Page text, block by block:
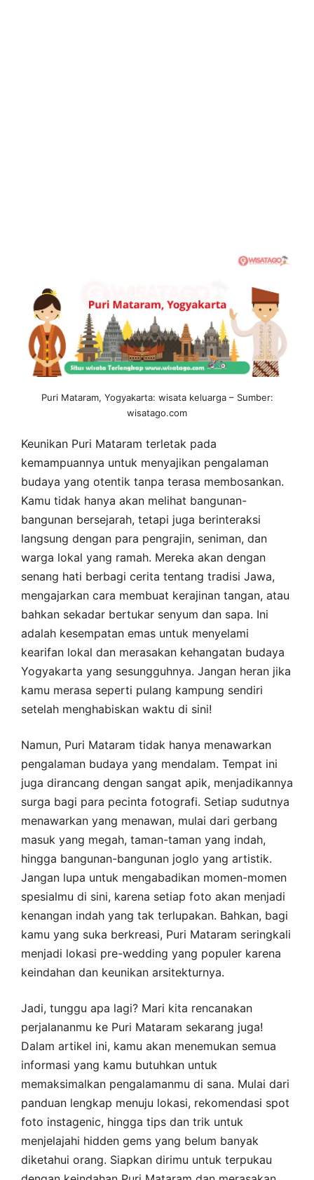
Puri Mataram, Yogyakarta: wisata keluarga – Sumber:
wisatago.com
Keunikan Puri Mataram terletak pada
kemampuannya untuk menyajikan pengalaman
budaya yang otentik tanpa terasa membosankan.
Kamu tidak hanya akan melihat bangunan-
bangunan bersejarah, tetapi juga berinteraksi
langsung dengan para pengrajin, seniman, dan
warga lokal yang ramah. Mereka akan dengan
senang hati berbagi cerita tentang tradisi Jawa,
mengajarkan cara membuat kerajinan tangan, atau
bahkan sekadar bertukar senyum dan sapa. Ini
adalah kesempatan emas untuk menyelami
kearifan lokal dan merasakan kehangatan budaya
Yogyakarta yang sesungguhnya. Jangan heran jika
kamu merasa seperti pulang kampung sendiri
setelah menghabiskan waktu di sini!
Namun, Puri Mataram tidak hanya menawarkan
pengalaman budaya yang mendalam. Tempat ini
juga dirancang dengan sangat apik, menjadikannya
surga bagi para pecinta fotografi. Setiap sudutnya
menawarkan yang menawan, mulai dari gerbang
masuk yang megah, taman-taman yang indah,
hingga bangunan-bangunan joglo yang artistik.
Jangan lupa untuk mengabadikan momen-momen
spesialmu di sini, karena setiap foto akan menjadi
kenangan indah yang tak terlupakan. Bahkan, bagi
kamu yang suka berkreasi, Puri Mataram seringkali
menjadi lokasi pre-wedding yang populer karena
keindahan dan keunikan arsitekturnya.
Jadi, tunggu apa lagi? Mari kita rencanakan
perjalananmu ke Puri Mataram sekarang juga!
Dalam artikel ini, kamu akan menemukan semua
informasi yang kamu butuhkan untuk
memaksimalkan pengalamanmu di sana. Mulai dari
panduan lengkap menuju lokasi, rekomendasi spot
foto instagenic, hingga tips dan trik untuk
menjelajahi hidden gems yang belum banyak
diketahui orang. Siapkan dirimu untuk terpukau